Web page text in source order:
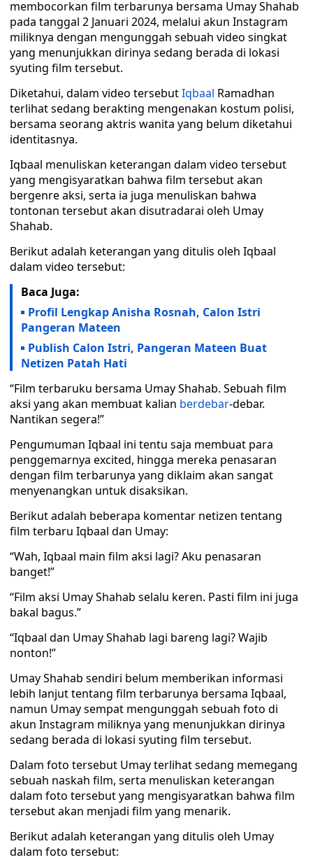
membocorkan film terbarunya bersama Umay Shahab
pada tanggal 2 Januari 2024, melalui akun Instagram
miliknya dengan mengunggah sebuah video singkat
yang menunjukkan dirinya sedang berada di lokasi
syuting film tersebut.
Diketahui, dalam video tersebutIqbaal Ramadhan
terlihat sedang berakting mengenakan kostum polisi,
bersama seorang aktris wanita yang belum diketahui
identitasnya.
Iqbaal menuliskan keterangan dalam video tersebut
yang mengisyaratkan bahwa film tersebut akan
bergenre aksi, serta ia juga menuliskan bahwa
tontonan tersebut akan disutradarai oleh Umay
Shahab.
Berikut adalah keterangan yang ditulis oleh Iqbaal
dalam video tersebut:
Baca Juga:
Profil Lengkap Anisha Rosnah, Calon Istri
Pangeran Mateen
Publish Calon Istri, Pangeran Mateen Buat
Netizen Patah Hati
“Film terbaruku bersama Umay Shahab. Sebuah film
aksi yang akan membuat kalian berdebar-debar.
Nantikan segera!”
Pengumuman Iqbaal ini tentu saja membuat para
penggemarnya excited, hingga mereka penasaran
dengan film terbarunya yang diklaim akan sangat
menyenangkan untuk disaksikan.
Berikut adalah beberapa komentar netizen tentang
film terbaru Iqbaal dan Umay:
“Wah, Iqbaal main film aksi lagi? Aku penasaran
banget!”
“Film aksi Umay Shahab selalu keren. Pasti film ini juga
bakal bagus.”
“Iqbaal dan Umay Shahab lagi bareng lagi? Wajib
nonton!”
Umay Shahab sendiri belum memberikan informasi
lebih lanjut tentang film terbarunya bersama Iqbaal,
namun Umay sempat mengunggah sebuah foto di
akun Instagram miliknya yang menunjukkan dirinya
sedang berada di lokasi syuting film tersebut.
Dalam foto tersebut Umay terlihat sedang memegang
sebuah naskah film, serta menuliskan keterangan
dalam foto tersebut yang mengisyaratkan bahwa film
tersebut akan menjadi film yang menarik.
Berikut adalah keterangan yang ditulis oleh Umay
dalam foto tersebut: